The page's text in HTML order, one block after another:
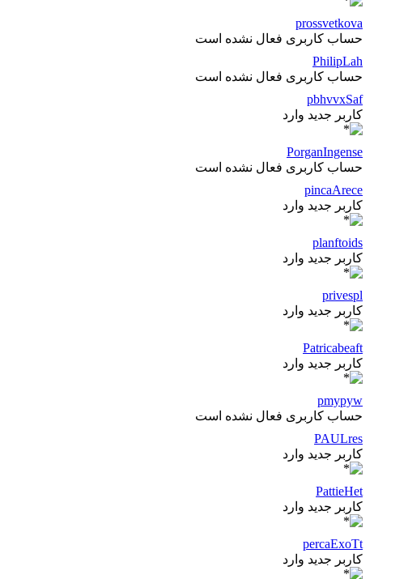
prossvetkova
حساب کاربری فعال نشده است
PhilipLah
حساب کاربری فعال نشده است
pbhvvxSaf
کاربر جدید وارد
PorganIngense
حساب کاربری فعال نشده است
pincaArece
کاربر جدید وارد
planftoids
کاربر جدید وارد
privespl
کاربر جدید وارد
Patricabeaft
کاربر جدید وارد
pmypyw
حساب کاربری فعال نشده است
PAULres
کاربر جدید وارد
PattieHet
کاربر جدید وارد
percaExoTt
کاربر جدید وارد